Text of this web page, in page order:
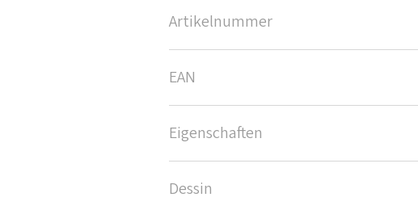
Artikelnummer
EAN
Eigenschaften
Dessin